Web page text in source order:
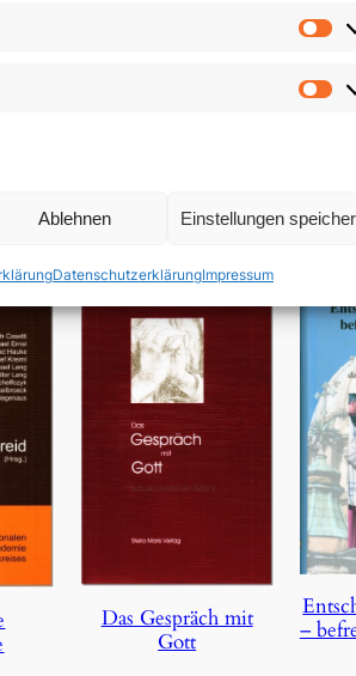
Ablehnen Einstellungen
DatenschutzerklärungImpressum
In
Das Gespräch mit
Gott
–